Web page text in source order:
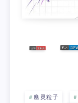
幽灵粒子